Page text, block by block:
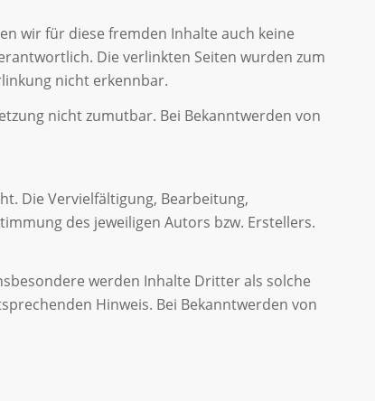
wir für diese fremden Inhalte auch keine
Die verlinkten Seiten wurden zum
nicht erkennbar.
nicht zumutbar. Bei Bekanntwerden von
Die Vervielfältigung, Bearbeitung,
des jeweiligen Autors bzw. Erstellers.
werden Inhalte Dritter als solche
Hinweis. Bei Bekanntwerden von